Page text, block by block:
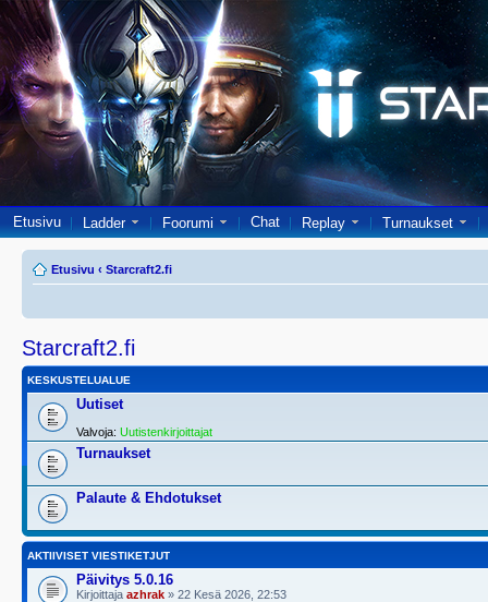
Etusivu Ladder Foorumi Chat Replay Turnaukset
Etusivu ‹ Starcraft2.fi
Starcraft2.fi
KESKUSTELUALUE
Uutiset
Valvoja: Uutistenkirjoittajat
Turnaukset
Palaute & Ehdotukset
AKTIIVISET VIESTIKETJUT
Päivitys 5.0.16
Kirjoittaja azhrak » 22 Kesä 2026, 22:53